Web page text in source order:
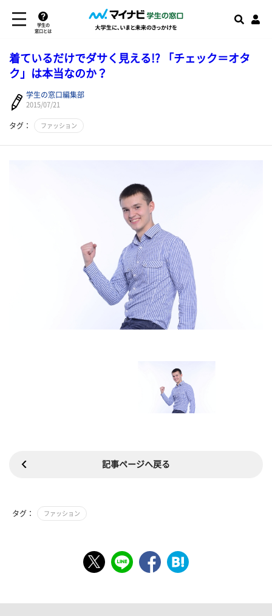
学生の
窓口とは
着ているだけでダサく見える!? 「チェック＝オタ
ク」は本当なのか？
学生の窓口編集部
2015/07/21
タグ： ファッション
記事ページへ戻る
タグ： ファッション